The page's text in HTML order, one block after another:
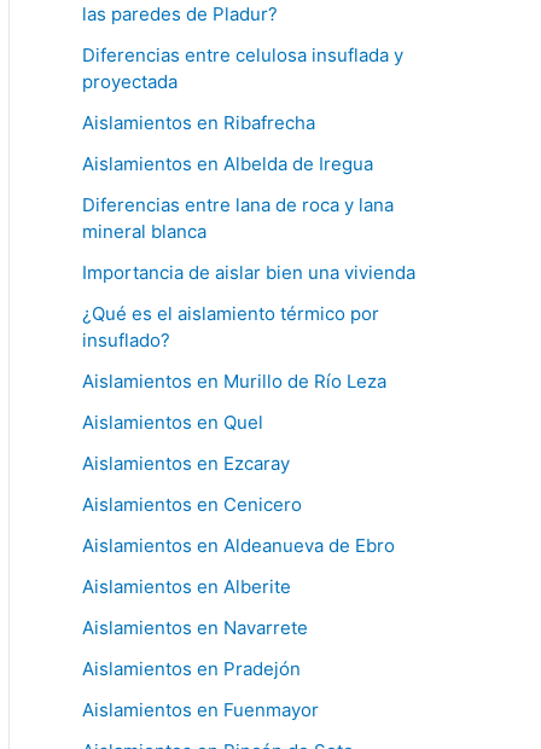
las paredes de Pladur?
Diferencias entre celulosa insuflada y
proyectada
Aislamientos en Ribafrecha
Aislamientos en Albelda de Iregua
Diferencias entre lana de roca y lana
mineral blanca
Importancia de aislar bien una vivienda
¿Qué es el aislamiento térmico por
insuflado?
Aislamientos en Murillo de Río Leza
Aislamientos en Quel
Aislamientos en Ezcaray
Aislamientos en Cenicero
Aislamientos en Aldeanueva de Ebro
Aislamientos en Alberite
Aislamientos en Navarrete
Aislamientos en Pradejón
Aislamientos en Fuenmayor